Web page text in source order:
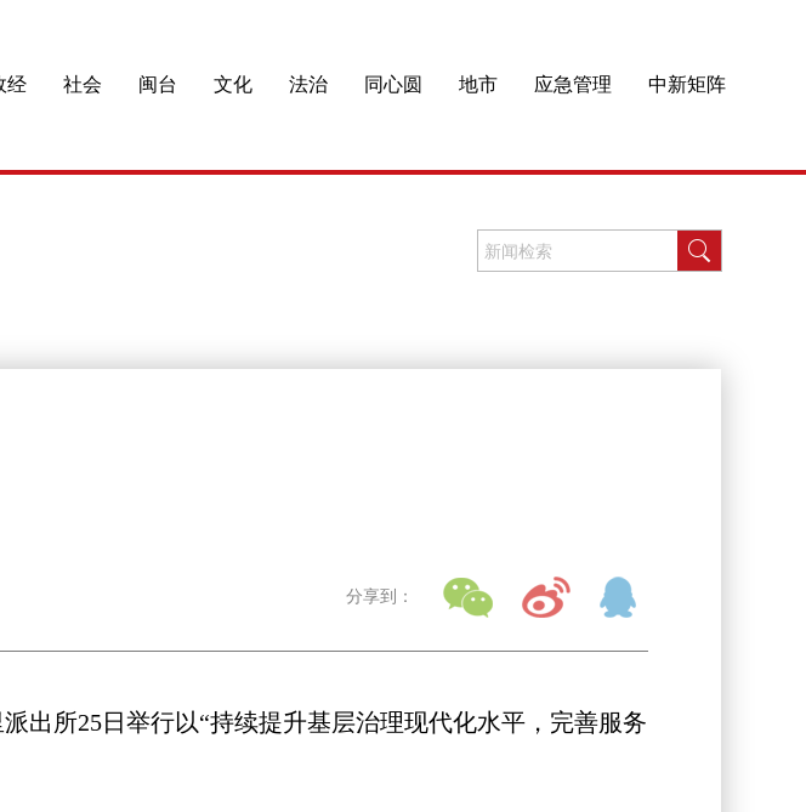
经 社会 闽台 文化 法治 同心圆 地市 应急管理 中新矩阵
分享到：
所25日举行以“持续提升基层治理现代化水平，完善服务